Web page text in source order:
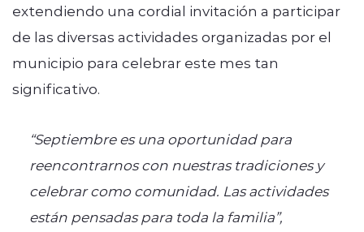
extendiendo una cordial invitación a participar
de las diversas actividades organizadas por el
municipio para celebrar este mes tan
significativo.
“Septiembre es una oportunidad para
reencontrarnos con nuestras tradiciones y
celebrar como comunidad. Las actividades
están pensadas para toda la familia”,